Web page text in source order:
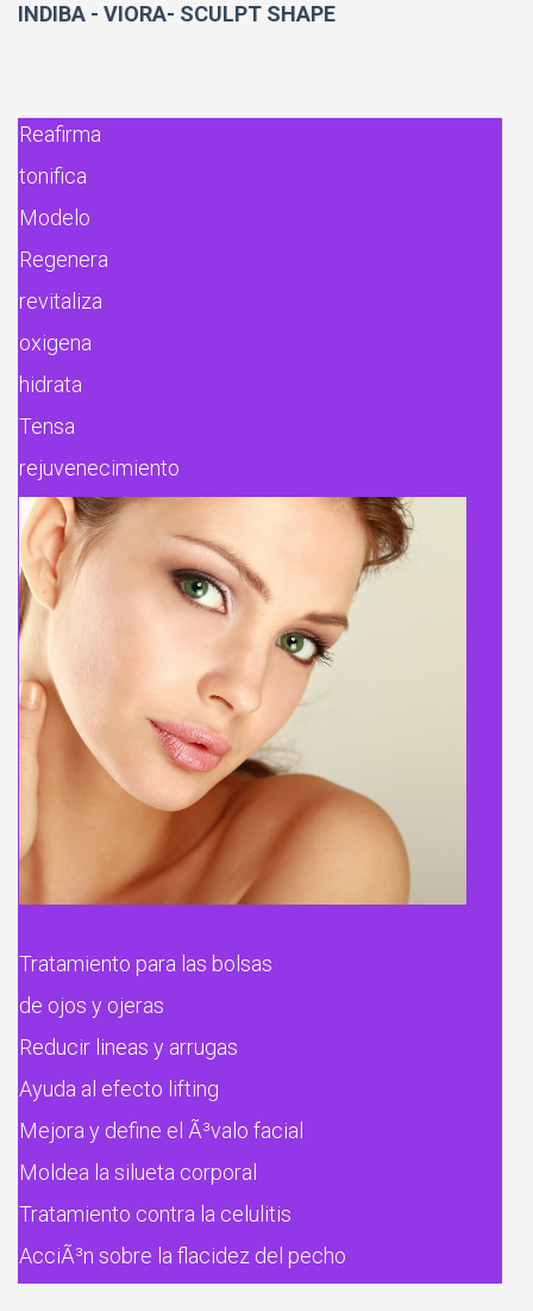
INDIBA - VIORA- SCULPT SHAPE
Reafirma
tonifica
Modelo
Regenera
revitaliza
oxigena
hidrata
Tensa
rejuvenecimiento
Tratamiento para las bolsas
de ojos y ojeras
Reducir lineas y arrugas
Ayuda al efecto lifting
Mejora y define el Ã³valo facial
Moldea la silueta corporal
Tratamiento contra la celulitis
AcciÃ³n sobre la flacidez del pecho